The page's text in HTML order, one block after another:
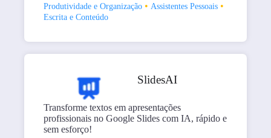
Produtividade e Organização • Assistentes Pessoais •
Escrita e Conteúdo
SlidesAI
Transforme textos em apresentações
profissionais no Google Slides com IA, rápido e
sem esforço!